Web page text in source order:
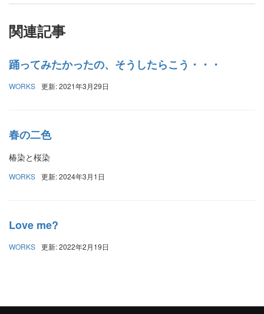
関連記事
踊ってみたかったの、そうしたらこう・・・
WORKS 更新: 2021年3月29日
春の二色
椿染と桜染
WORKS 更新: 2024年3月1日
Love me?
WORKS 更新: 2022年2月19日